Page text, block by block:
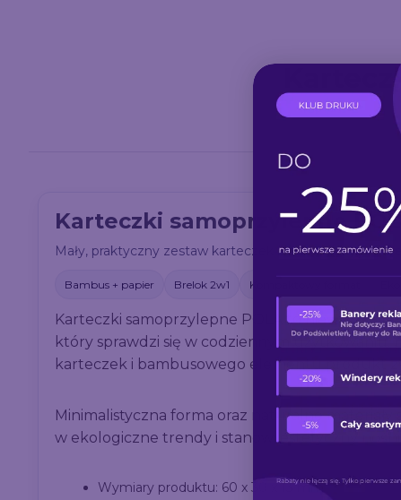
Karteczki samoprzylepne
Mały, praktyczny zestaw karteczek z bambusowym
Bambus + papier Brelok 2w1 Kompaktowy format
Karteczki samoprzylepne POLA to niewielki,
który sprawdzi się w codziennym użytkowaniu.
karteczek i bambusowego elementu produkt
Minimalistyczna forma oraz naturalne materiały
w ekologiczne trendy i stanowi estetyczny
Wymiary produktu: 60 x 30 x 13 mm